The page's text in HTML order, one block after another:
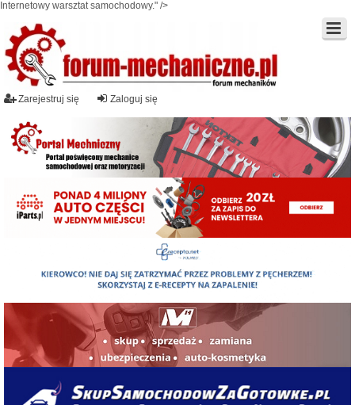
Internetowy warsztat samochodowy." />
Zaloguj się
Zarejestruj się